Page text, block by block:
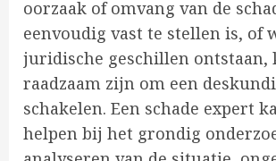
oorzaak of omvang van de
eenvoudig vast te stellen is, of
juridische geschillen ontstaan,
raadzaam zijn om een
schakelen. Een schade expert
helpen bij het grondig